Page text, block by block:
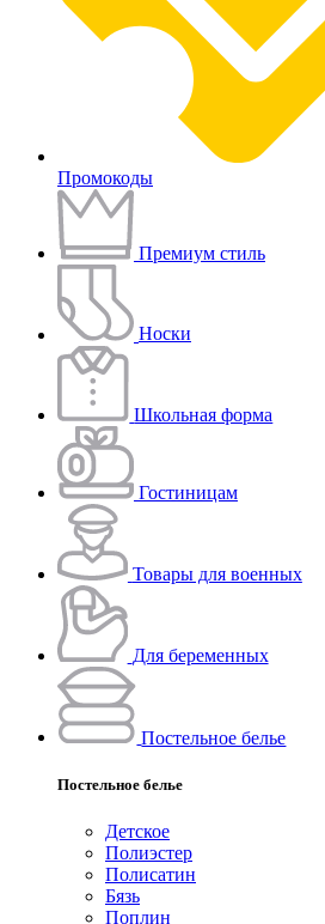
Промокоды
Премиум стиль
Носки
Школьная форма
Гостиницам
Товары для военных
Для беременных
Постельное белье
Постельное белье
Детское
Полиэстeр
Полисатин
Бязь
Поплин